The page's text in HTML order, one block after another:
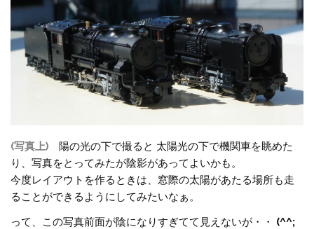
(写真上)
陽の光の下で撮ると 太陽光の下で機関車を眺めた
り、写真をとってみたが陰影があってよいかも。
今度レイアウトを作るときは、窓際の太陽があたる場所も走
ることができるようにしてみたいなぁ。
って、この写真前面が陰になりすぎてて見えないが・・ (^^;